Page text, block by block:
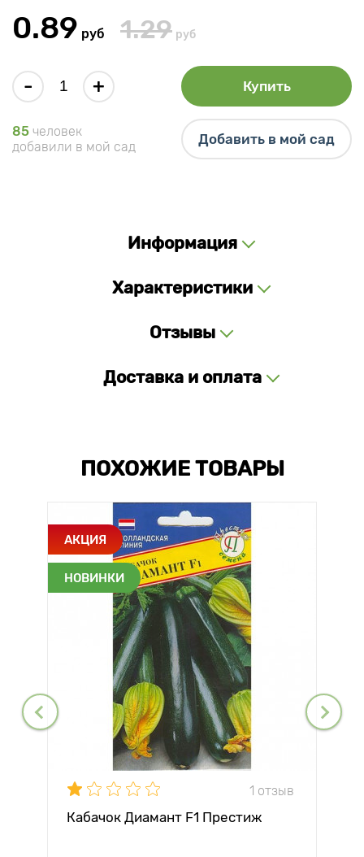
0.89 руб 1.29 руб
- + Купить
85 человек
добавили в мой сад
Добавить в мой сад
Информация
Характеристики
Отзывы
Доставка и оплата
ПОХОЖИЕ ТОВАРЫ
АКЦИЯ
НОВИНКИ
1 отзыв
Кабачок Диамант F1 Престиж